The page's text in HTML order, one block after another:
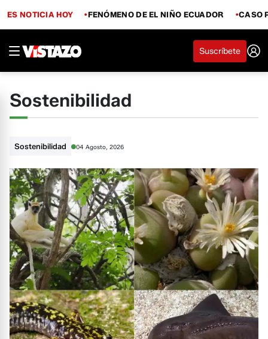
ES NOTICIA HOY FENÓMENO DE EL NIÑO ECUADOR CASO
Suscríbete
Sostenibilidad
Sostenibilidad 04 Agosto, 2026